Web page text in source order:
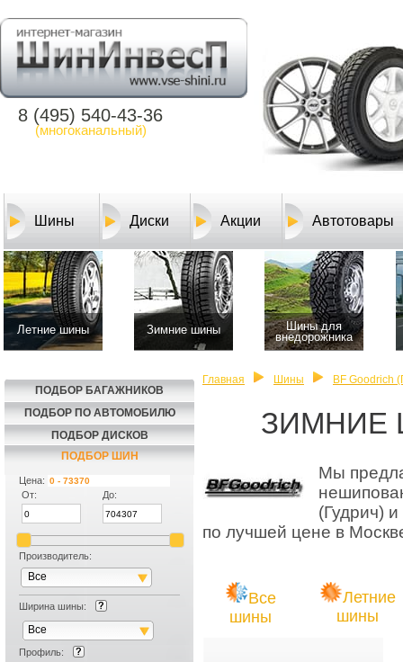
8 (495) 540-43-36
(многоканальный)
Шины Диски Акции Автотовары
Летние шины Зимние шины
Шины для
внедорожника
ПОДБОР БАГАЖНИКОВ
ПОДБОР ПО АВТОМОБИЛЮ
ПОДБОР ДИСКОВ
ПОДБОР ШИН
Цена:
От:
До:
Производитель:
Все
Ширина шины:
Все
Профиль:
Главная Шины BF Goodrich
ЗИМНИЕ
Мы
(Гудрич)
по лучшей цене в
Все
шины
Летние
шины